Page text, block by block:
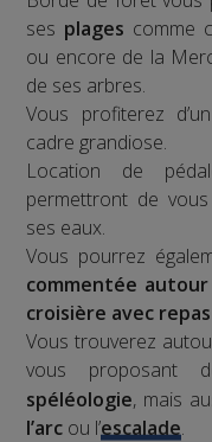
ses plages comme
ou encore de la
de ses arbres.
Vous profiterez
cadre grandiose.
Location de
permettront de
ses eaux.
Vous pourrez
commentée autour
croisière avec repas
Vous trouverez
vous proposant
spéléologie, mais
l’arc ou l’escalade.